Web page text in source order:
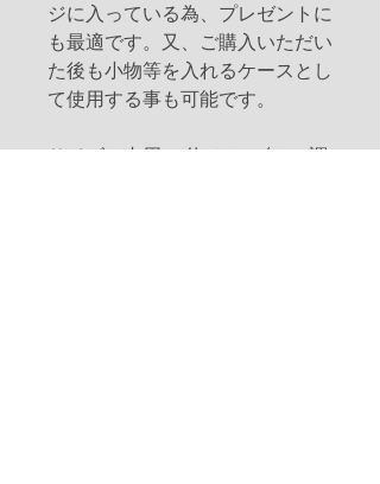
ジに入っている為、プレゼントに
も最適です。又、ご購入いただい
た後も小物等を入れるケースとし
て使用する事も可能です。
サイズ：内周 ：約47.5cm(-5cm調